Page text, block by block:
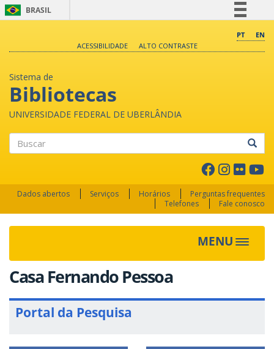
BRASIL
Comunica BR
PT
EN
ACESSIBILIDADE
ALTO CONTRASTE
Sistema de
Bibliotecas
UNIVERSIDADE FEDERAL DE UBERLÂNDIA
Dados abertos Serviços Horários
Perguntas frequentes
Telefones
Fale conosco
MENU Toggle
Casa Fernando Pessoa
Portal da Pesquisa